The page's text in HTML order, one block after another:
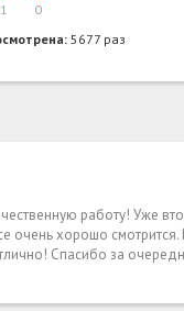
0
5677 раз
работу! Уже
очень хорошо
Спасибо за